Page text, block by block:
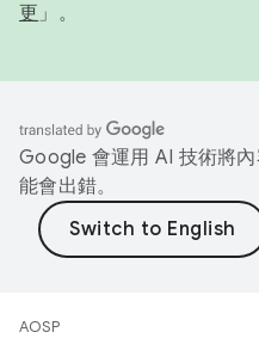
更 」。
Google 會運用 AI 技術將
能會出錯。
AOSP